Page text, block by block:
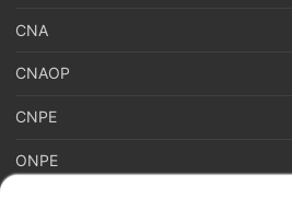
CNA
CNAOP
CNPE
ONPE